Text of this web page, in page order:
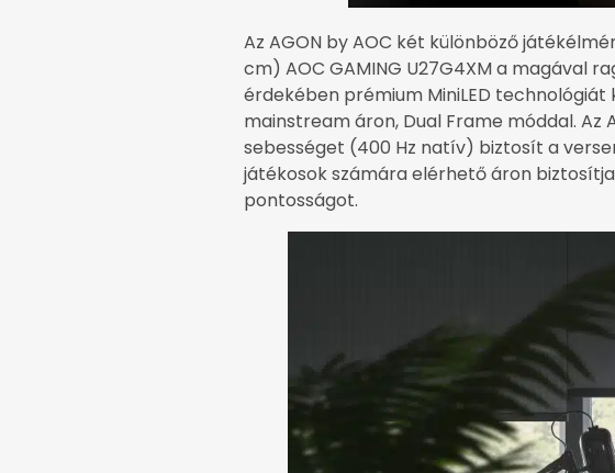
Az AGON by AOC két különböző
cm) AOC GAMING U27G4XM a magával
érdekében prémium MiniLED technológiát
mainstream áron, Dual Frame móddal. Az
sebességet (400 Hz natív) biztosít a
játékosok számára elérhető áron
pontosságot.